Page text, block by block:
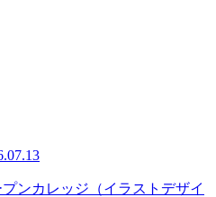
プンカレッジ（イラストデザイ